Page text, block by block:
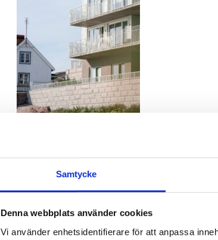
Samtycke
Denna webbplats använder cookies
Vi använder enhetsidentifierare för att anpassa
Badis, Sandhagen, fjällbacka